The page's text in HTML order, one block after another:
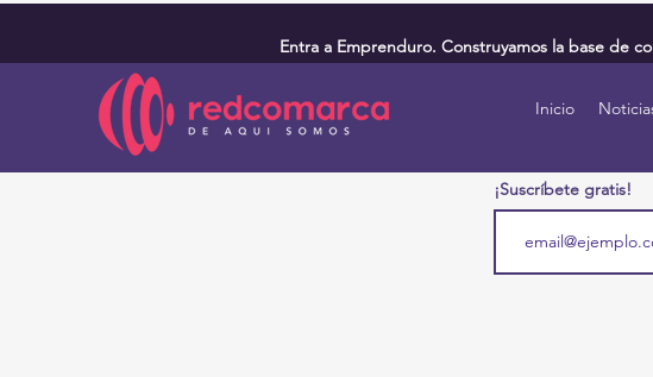
Entra a Emprenduro. Construyamos la base de
Inicio
¡Suscríbete gratis!